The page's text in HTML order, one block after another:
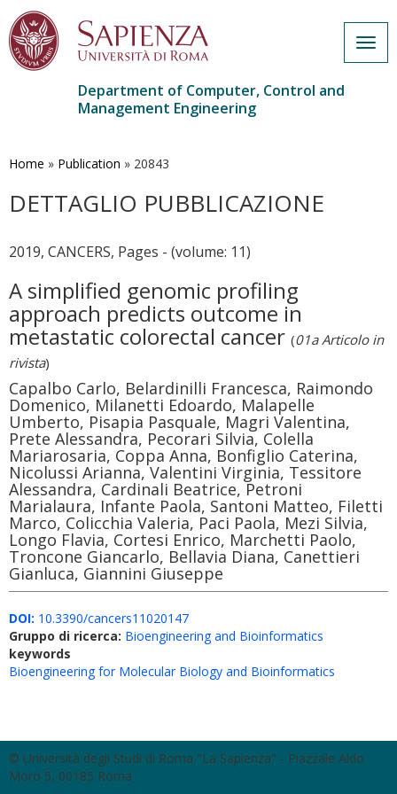
main
Department of Computer, Control and
Management Engineering
Home » Publication » 20843
DETTAGLIO PUBBLICAZIONE
2019, CANCERS, Pages - (volume: 11)
A simplified genomic profiling
approach predicts outcome in
metastatic colorectal cancer (01a Articolo in
rivista)
Capalbo Carlo, Belardinilli Francesca, Raimondo
Domenico, Milanetti Edoardo, Malapelle
Umberto, Pisapia Pasquale, Magri Valentina,
Prete Alessandra, Pecorari Silvia, Colella
Mariarosaria, Coppa Anna, Bonfiglio Caterina,
Nicolussi Arianna, Valentini Virginia, Tessitore
Alessandra, Cardinali Beatrice, Petroni
Marialaura, Infante Paola, Santoni Matteo, Filetti
Marco, Colicchia Valeria, Paci Paola, Mezi Silvia,
Longo Flavia, Cortesi Enrico, Marchetti Paolo,
Troncone Giancarlo, Bellavia Diana, Canettieri
Gianluca, Giannini Giuseppe
DOI: 10.3390/cancers11020147
Gruppo di ricerca: Bioengineering and Bioinformatics
keywords
Bioengineering for Molecular Biology and Bioinformatics
© Università degli Studi di Roma "La Sapienza" - Piazzale Aldo
Moro 5, 00185 Roma